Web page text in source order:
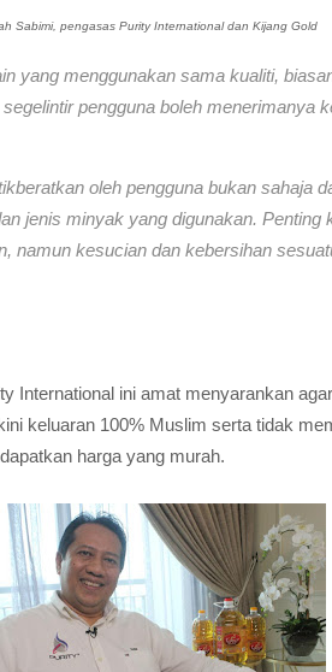
Sabimi, pengasas Purity International dan Kijang Gold
yang menggunakan sama kualiti,
pengguna boleh menerimanya
oleh pengguna bukan sahaja
jenis minyak yang digunakan. Penting
namun kesucian dan kebersihan
International ini amat menyarankan
keluaran 100% Muslim serta tidak
harga yang murah.